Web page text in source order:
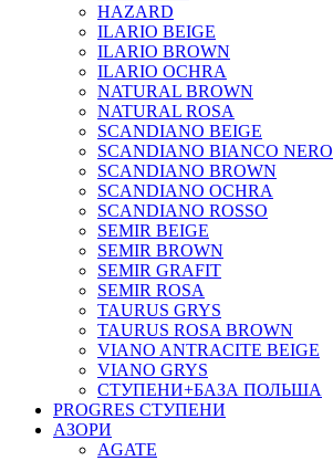
HAZARD
ILARIO BEIGE
ILARIO BROWN
ILARIO OCHRA
NATURAL BROWN
NATURAL ROSA
SCANDIANO BEIGE
SCANDIANO BIANCO NERO
SCANDIANO BROWN
SCANDIANO OCHRA
SCANDIANO ROSSO
SEMIR BEIGE
SEMIR BROWN
SEMIR GRAFIT
SEMIR ROSA
TAURUS GRYS
TAURUS ROSA BROWN
VIANO ANTRACITE BEIGE
VIANO GRYS
СТУПЕНИ+БАЗА ПОЛЬША
PROGRES СТУПЕНИ
АЗОРИ
AGATE